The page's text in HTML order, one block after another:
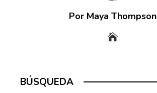
Por Maya Thompson
BÚSQUEDA